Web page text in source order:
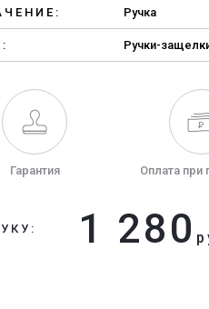
Ручка
Ручки-
Гарантия Оплата при
1 280